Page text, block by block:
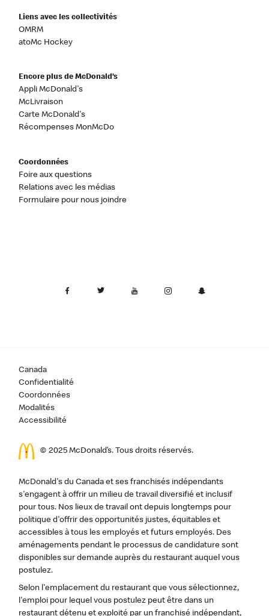
Liens avec les collectivités
OMRM
atoMc Hockey
Encore plus de McDonald’s
Appli McDonald's
McLivraison
Carte McDonald's
Récompenses MonMcDo
Coordonnées
Foire aux questions
Relations avec les médias
Formulaire pour nous joindre
Canada
Confidentialité
Coordonnées
Modalités
Accessibilité
© 2025 McDonald’s. Tous droits réservés.
McDonald's du Canada et ses franchisés indépendants
s'engagent à offrir un milieu de travail diversifié et inclusif
pour tous. Nos lieux de travail ont depuis longtemps pour
politique d'offrir des opportunités justes, équitables et
accessibles à tous les employés et futurs employés. Des
aménagements pendant le processus de candidature sont
disponibles sur demande auprès du restaurant auquel vous
postulez.
Selon l'emplacement du restaurant que vous sélectionnez,
l'emploi pour lequel vous postulez peut être dans un
restaurant détenu et exploité par un franchisé indépendant,